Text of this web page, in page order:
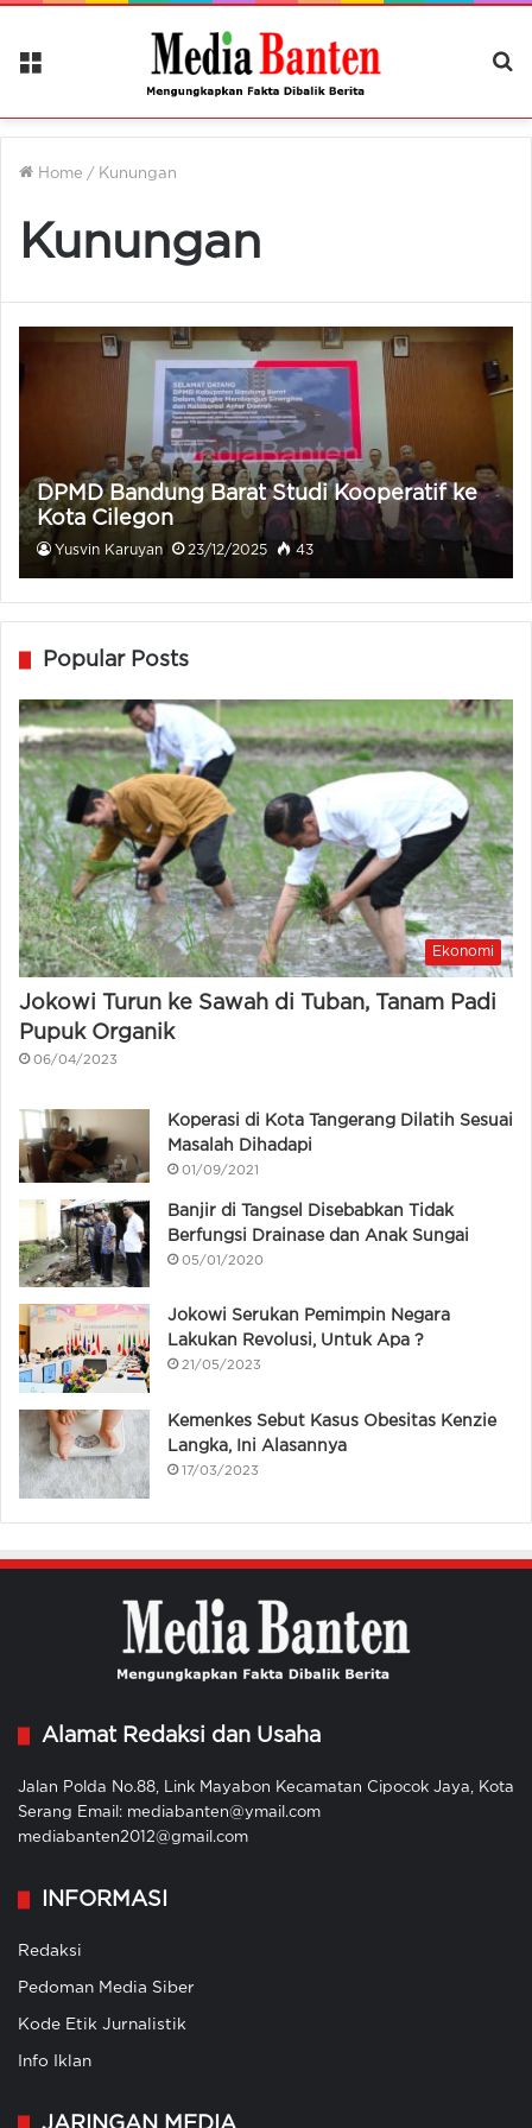
Menu
Home / Kunungan
Kunungan
DPMD Bandung Barat Studi Kooperatif ke
Kota Cilegon
Yusvin Karuyan 23/12/2025 43
Popular Posts
Ekonomi
Jokowi Turun ke Sawah di Tuban, Tanam Padi
Pupuk Organik
06/04/2023
Koperasi di Kota Tangerang Dilatih Sesuai
Masalah Dihadapi
01/09/2021
Banjir di Tangsel Disebabkan Tidak
Berfungsi Drainase dan Anak Sungai
05/01/2020
Jokowi Serukan Pemimpin Negara
Lakukan Revolusi, Untuk Apa ?
21/05/2023
Kemenkes Sebut Kasus Obesitas Kenzie
Langka, Ini Alasannya
17/03/2023
Alamat Redaksi dan Usaha
Jalan Polda No.88, Link Mayabon Kecamatan Cipocok Jaya, Kota
Serang Email: mediabanten@ymail.com
mediabanten2012@gmail.com
INFORMASI
Redaksi
Pedoman Media Siber
Kode Etik Jurnalistik
Info Iklan